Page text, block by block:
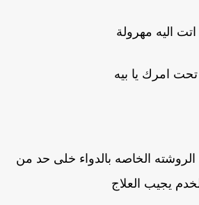
اليه مهرولة
امرك يا بيه
الخاصه بالدواء خلى حد من
يجيب العلاج